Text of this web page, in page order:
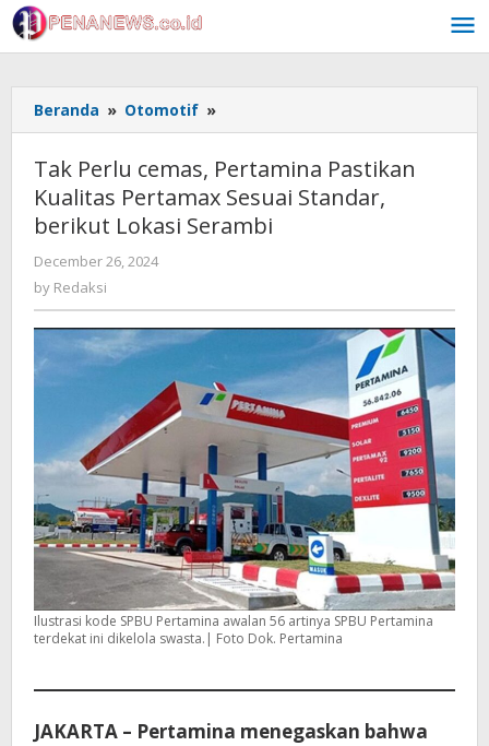
Skip
to
content
Beranda » Otomotif »
Perlu
Pertamina
Pastikan
Kualitas
berikut
Tak Perlu cemas, Pertamina Pastikan
Kualitas Pertamax Sesuai Standar,
berikut Lokasi Serambi
December 26, 2024
by Redaksi
Ilustrasi kode SPBU Pertamina awalan 56 artinya SPBU Pertamina
terdekat ini dikelola swasta.| Foto Dok. Pertamina
JAKARTA – Pertamina menegaskan bahwa